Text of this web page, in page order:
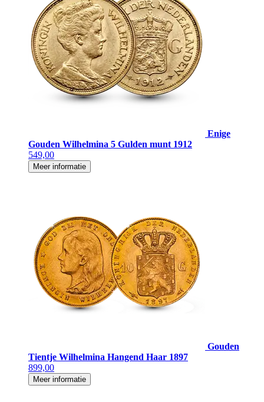
Enige
Gouden Wilhelmina 5 Gulden munt 1912
549,00
Meer informatie
Gouden
Tientje Wilhelmina Hangend Haar 1897
899,00
Meer informatie